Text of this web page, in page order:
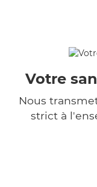
Votre
Nous
strict à